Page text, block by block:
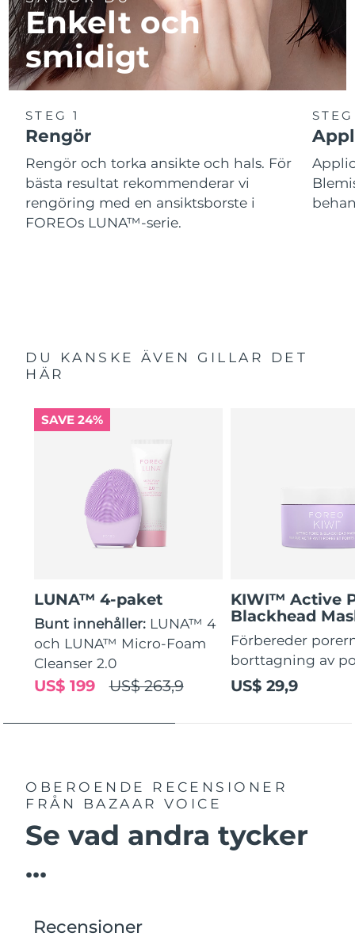
Enkelt och
smidigt
STEG 1
Rengör
Rengör och torka ansikte och hals. För
bästa resultat rekommenderar vi
rengöring med en ansiktsborste i
FOREOs LUNA™-serie.
DU KANSKE ÄVEN GILLAR DET
HÄR
SAVE 24%
LUNA™ 4-paket
Bunt innehåller: LUNA™ 4
och LUNA™ Micro-Foam
Cleanser 2.0
US$ 263,9
US$ 199
KIWI™ Active
Blackhead
Förbereder
borttagning av
US$ 29,9
OBEROENDE RECENSIONER
FRÅN BAZAAR VOICE
Se vad andra tycker
...